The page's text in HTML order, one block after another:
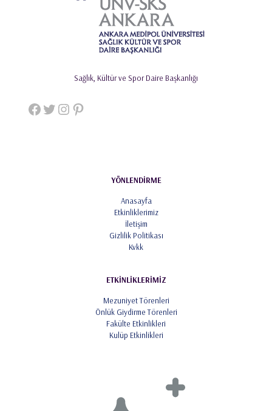
Sağlık, Kültür ve Spor Daire Başkanlığı
Facebook
Twitter
Instagram
Pinterest
YÖNLENDİRME
Anasayfa
Etkinliklerimiz
İletişim
Gizlilik Politikası
Kvkk
ETKİNLİKLERİMİZ
Mezuniyet Törenleri
Önlük Giydirme Törenleri
Fakülte Etkinlikleri
Kulüp Etkinlikleri